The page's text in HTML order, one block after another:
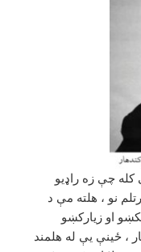
چې زه راډیو
نو ، هلته مې د
او زیارکښو
، ځینې یې له هلمند